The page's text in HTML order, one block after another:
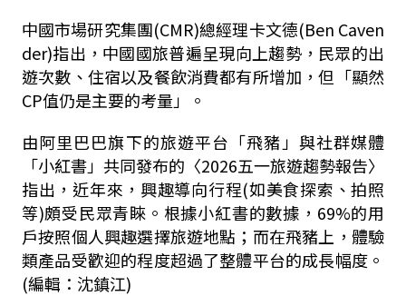
中國市場研究集團(CMR)總經理卡文德(Ben Caven
der)指出，中國國旅普遍呈現向上趨勢，民眾的出
遊次數、住宿以及餐飲消費都有所增加，但「顯然
CP值仍是主要的考量」。
由阿里巴巴旗下的旅遊平台「飛豬」與社群媒體
「小紅書」共同發布的〈2026五一旅遊趨勢報告〉
指出，近年來，興趣導向行程(如美食探索、拍照
等)頗受民眾青睞。根據小紅書的數據，69%的用
戶按照個人興趣選擇旅遊地點；而在飛豬上，體驗
類產品受歡迎的程度超過了整體平台的成長幅度。
(編輯：沈鎮江)